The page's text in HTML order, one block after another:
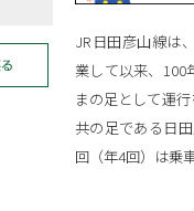
JR日田彦山線は
業して以来、100
まの足として運
共の足である日
回（年4回）は乗